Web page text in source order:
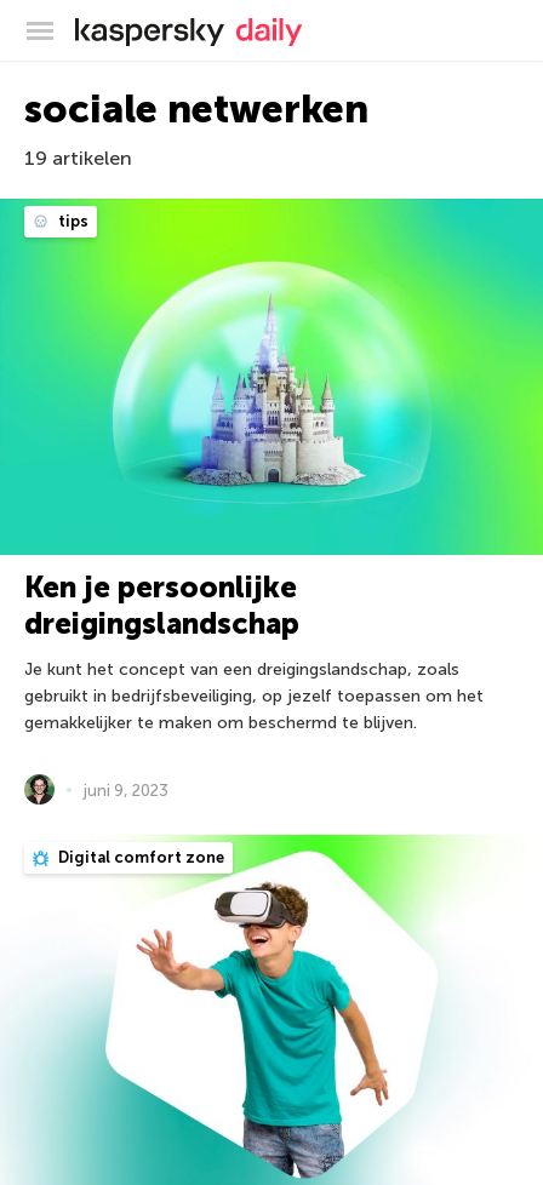
Kaspersky official blog
sociale netwerken
19 artikelen
tips
Ken je persoonlijke
dreigingslandschap
Je kunt het concept van een dreigingslandschap, zoals
gebruikt in bedrijfsbeveiliging, op jezelf toepassen om het
gemakkelijker te maken om beschermd te blijven.
juni 9, 2023
Digital comfort zone